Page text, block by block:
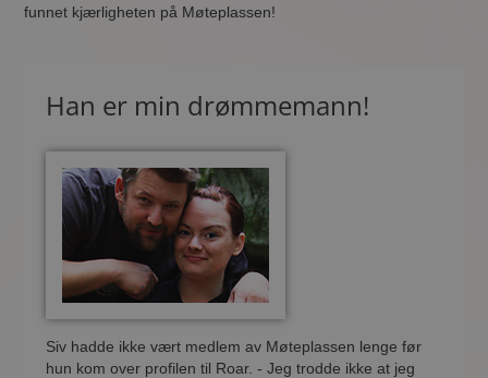
funnet kjærligheten på Møteplassen!
Han er min drømmemann!
Siv hadde ikke vært medlem av Møteplassen lenge før
hun kom over profilen til Roar. - Jeg trodde ikke at jeg